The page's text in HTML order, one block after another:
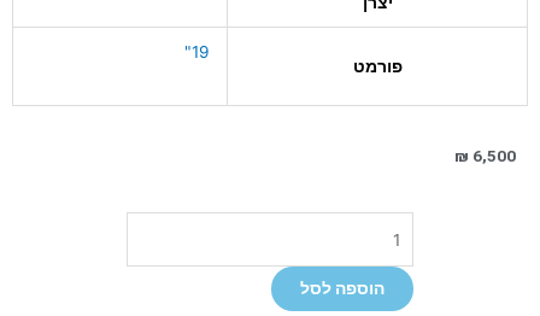
פורמט
19"
₪ 6,500
כמות
של
SSL
THEהוספה לסל